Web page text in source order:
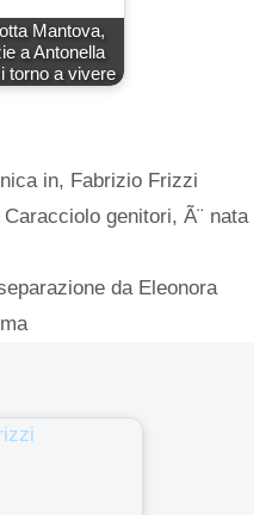
Mantova,
a Antonella
torno a vivere
in, Fabrizio Frizzi
genitori, Ã¨ nata
da Eleonora